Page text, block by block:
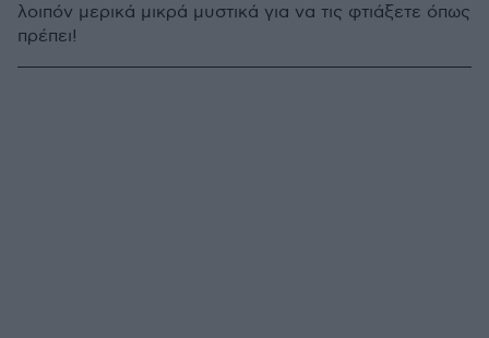
λοιπόν μερικά μικρά μυστικά για να τις φτιάξετε όπως
πρέπει!